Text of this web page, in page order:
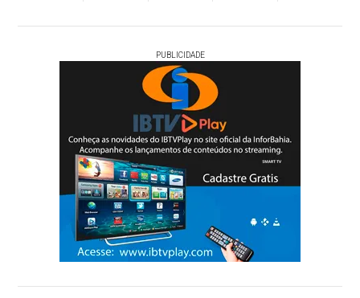
PUBLICIDADE